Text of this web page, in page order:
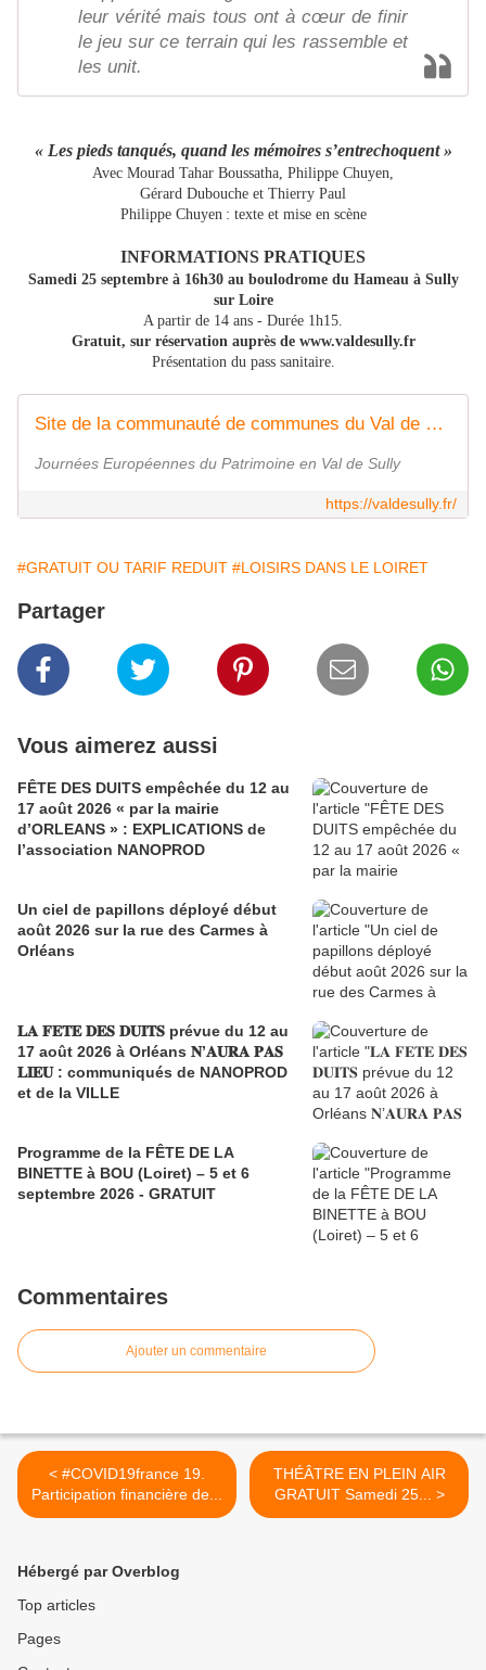
leur vérité mais tous ont à cœur de finir
le jeu sur ce terrain qui les rassemble et
les unit.
« Les pieds tanqués, quand les mémoires s’entrechoquent »
Avec Mourad Tahar Boussatha, Philippe Chuyen,
Gérard Dubouche et Thierry Paul
Philippe Chuyen : texte et mise en scène
INFORMATIONS PRATIQUES
Samedi 25 septembre à 16h30 au boulodrome du Hameau à Sully
sur Loire
A partir de 14 ans - Durée 1h15.
Gratuit, sur réservation auprès de www.valdesully.fr
Présentation du pass sanitaire.
Site de la communauté de communes du Val de Sully
Journées Européennes du Patrimoine en Val de Sully
https://valdesully.fr/
#GRATUIT OU TARIF REDUIT #LOISIRS DANS LE LOIRET
Partager
Vous aimerez aussi
FÊTE DES DUITS empêchée du 12 au
17 août 2026 « par la mairie
d’ORLEANS » : EXPLICATIONS de
l’association NANOPROD
Un ciel de papillons déployé début
août 2026 sur la rue des Carmes à
Orléans
𝐋𝐀 𝐅𝐄𝐓𝐄 𝐃𝐄𝐒 𝐃𝐔𝐈𝐓𝐒 prévue du 12 au
17 août 2026 à Orléans 𝐍’𝐀𝐔𝐑𝐀 𝐏𝐀𝐒
𝐋𝐈𝐄𝐔 : communiqués de NANOPROD
et de la VILLE
Programme de la FÊTE DE LA
BINETTE à BOU (Loiret) – 5 et 6
septembre 2026 - GRATUIT
Commentaires
Ajouter un commentaire
< #COVID19france 19.
Participation financière de...
THÉÂTRE EN PLEIN AIR
GRATUIT Samedi 25... >
Hébergé par Overblog
Top articles
Pages